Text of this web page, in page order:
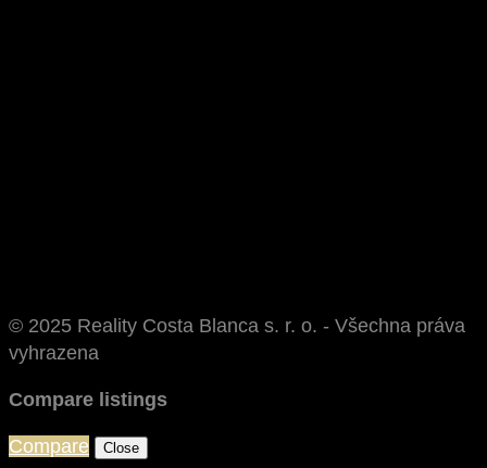
© 2025 Reality Costa Blanca s. r. o. - Všechna práva
vyhrazena
Compare listings
Compare Close